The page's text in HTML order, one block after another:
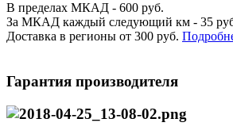
В пределах МКАД - 600 руб.
За МКАД каждый следующий км - 35
Доставка в регионы от 300 руб.
Гарантия производителя